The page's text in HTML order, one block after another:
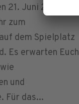
21. Juni 2026 von
zum
dem Spielplatz
Es erwarten Euch
und
Für das...